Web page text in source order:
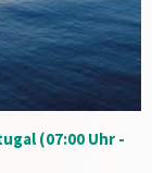
(07:00 Uhr -